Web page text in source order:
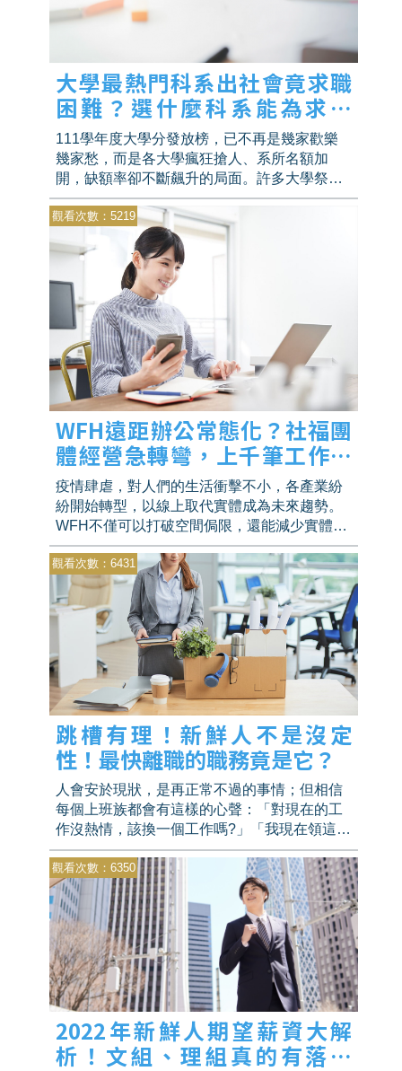
大學最熱門科系出社會竟求職
困難？選什麼科系能為求職
「超前部署」？
111學年度大學分發放榜，已不再是幾家歡樂
幾家愁，而是各大學瘋狂搶人、系所名額加
開，缺額率卻不斷飆升的局面。許多大學祭出
方案，緊抓年輕人的喜好，增設相關熱門科
系，吸引學生上門；而這些被推上檯面的「熱
門科系」，是否與求職意願有關？
觀看次數：5219
WFH遠距辦公常態化？社福團
體經營急轉彎，上千筆工作機
會大躍進！
疫情肆虐，對人們的生活衝擊不小，各產業紛
紛開始轉型，以線上取代實體成為未來趨勢。
WFH不僅可以打破空間侷限，還能減少實體辦
公室的各類開銷，讓業界看見線上辦公的無限
潛力，到底ＷFH是否能在後疫情時代成為常態
呢？
觀看次數：6431
跳槽有理！新鮮人不是沒定
性！最快離職的職務竟是它？
人會安於現狀，是再正常不過的事情；但相信
每個上班族都會有這樣的心聲：「對現在的工
作沒熱情，該換一個工作嗎?」「我現在領這樣
的薪水，如果轉職後能領更多嗎?」「現在不換
工作的話，是不是就會這樣一輩子了呢?」
觀看次數：6350
2022年新鮮人期望薪資大解
析！文組、理組真的有落差